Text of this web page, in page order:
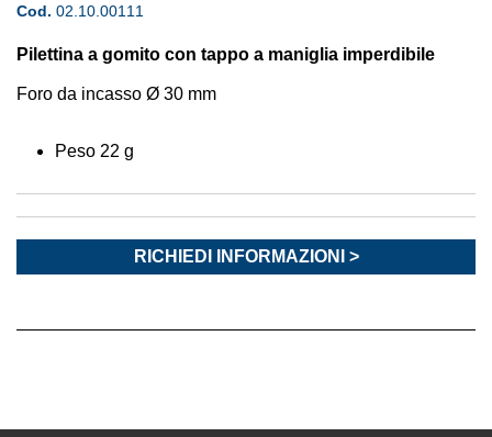
Cod. 02.10.00111
Pilettina a gomito con tappo a maniglia imperdibile
Foro da incasso Ø 30 mm
Peso 22 g
RICHIEDI INFORMAZIONI >